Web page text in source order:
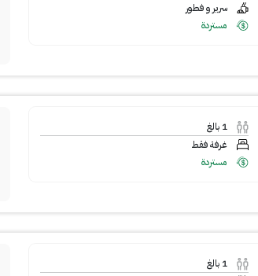
سرير و فطور
مستردة
1 بالغ
غرفة فقط
مستردة
1 بالغ